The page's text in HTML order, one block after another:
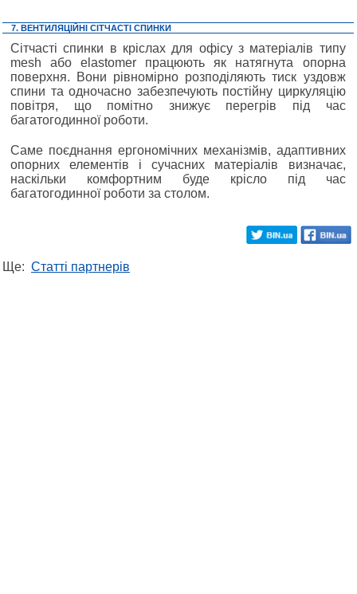
7. ВЕНТИЛЯЦІЙНІ СІТЧАСТІ СПИНКИ
Сітчасті спинки в кріслах для офісу з матеріалів типу
mesh або elastomer працюють як натягнута опорна
поверхня. Вони рівномірно розподіляють тиск уздовж
спини та одночасно забезпечують постійну циркуляцію
повітря, що помітно знижує перегрів під час
багатогодинної роботи.
Саме поєднання ергономічних механізмів, адаптивних
опорних елементів і сучасних матеріалів визначає,
наскільки комфортним буде крісло під час
багатогодинної роботи за столом.
Ще: Статті партнерів